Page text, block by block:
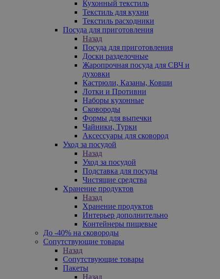
Кухонный текстиль
Текстиль для кухни
Текстиль расходники
Посуда для приготовления
Назад
Посуда для приготовления
Доски разделочные
Жаропрочная посуда для СВЧ и
духовки
Кастрюли, Казаны, Ковши
Лотки и Противни
Наборы кухонные
Сковороды
Формы для выпечки
Чайники, Турки
Аксессуары для сковород
Уход за посудой
Назад
Уход за посудой
Подставка для посуды
Чистящие средства
Хранение продуктов
Назад
Хранение продуктов
Интерьер дополнительно
Контейнеры пищевые
До -40% на сковороды
Сопутствующие товары
Назад
Сопутствующие товары
Пакеты
Назад